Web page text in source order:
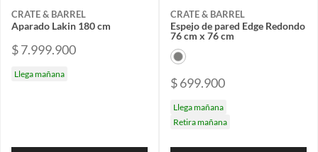
CRATE & BARREL
Aparado Lakin 180 cm
$ 7.999.900
Llega mañana
CRATE & BARREL
Espejo de pared Edge Redondo
76 cm x 76 cm
$ 699.900
Llega mañana
Retira mañana